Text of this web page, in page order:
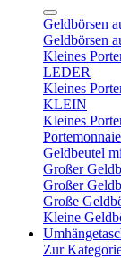
Geldbörsen
Geldbörsen
Kleines
LEDER
Kleines
KLEIN
Kleines
Geldbeutel
Großer
Großer
Große
Kleine
Zur